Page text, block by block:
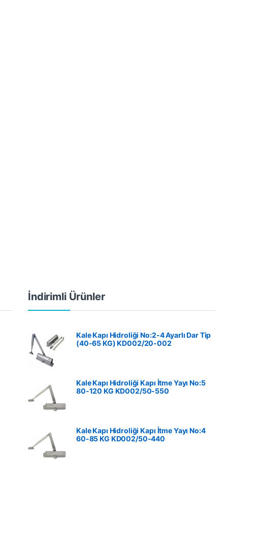
İndirimli Ürünler
Kale Kapı Hidroliği No:2-4 Ayarlı Dar Tip
(40-65 KG) KD002/20-002
Kale Kapı Hidroliği Kapı İtme Yayı No:5
80-120 KG ‎KD002/50-550
Kale Kapı Hidroliği Kapı İtme Yayı No:4
60-85 KG ‎KD002/50-440